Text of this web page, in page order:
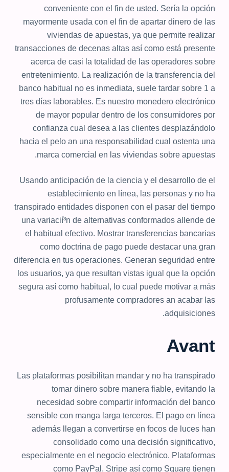
conveniente con el fin de usted. Serí­a la opción
mayormente usada con el fin de apartar dinero de las
viviendas de apuestas, ya que permite realizar
transacciones de decenas altas así­ como está presente
acerca de casi la totalidad de las operadores sobre
entretenimiento. La realización de la transferencia del
banco habitual no es inmediata, suele tardar sobre 1 a
tres días laborables. Es nuestro monedero electrónico
de mayor popular dentro de los consumidores por
confianza cual desea a las clientes desplazándolo
hacia el pelo an una responsabilidad cual ostenta una
marca comercial en las viviendas sobre apuestas.
Usando anticipación de la ciencia y el desarrollo de el
establecimiento en línea, las personas y no ha
transpirado entidades disponen con el pasar del tiempo
una variacií³n de alternativas conformados allende de
el habitual efectivo. Mostrar transferencias bancarias
como doctrina de pago puede destacar una gran
diferencia en tus operaciones. Generan seguridad entre
los usuarios, ya que resultan vistas igual que la opción
segura así­ como habitual, lo cual puede motivar a más
profusamente compradores an acabar las
adquisiciones.
Avant
Las plataformas posibilitan mandar y no ha transpirado
tomar dinero sobre manera fiable, evitando la
necesidad sobre compartir información del banco
sensible con manga larga terceros. El pago en línea
además llegan a convertirse en focos de luces han
consolidado como una decisión significativo,
especialmente en el negocio electrónico. Plataformas
como PayPal, Stripe así­ como Square tienen